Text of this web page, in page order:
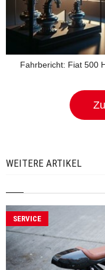
Fahrbericht: Fiat 500
WEITERE ARTIKEL
SERVICE